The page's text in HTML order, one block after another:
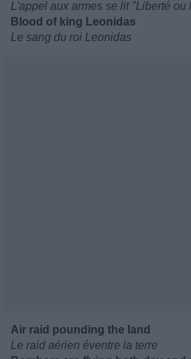
L'appel aux armes se lit "Liberté ou
Blood of king Leonidas
Le sang du roi Leonidas
Air raid pounding the land
Le raid aérien éventre la terre